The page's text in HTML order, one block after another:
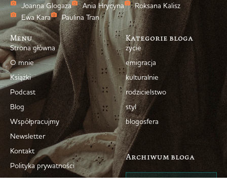
Joanna Glogaza Ania Hrycyna
Roksana Kalisz
Ewa Kara
Paulina Tran
Menu
Strona główna
O mnie
Książki
Podcast
Blog
Współpracujmy
Newsletter
Kontakt
Polityka prywatności
Kategorie bloga
życie
emigracja
kulturalnie
rodzicielstwo
styl
blogosfera
Archiwum bloga